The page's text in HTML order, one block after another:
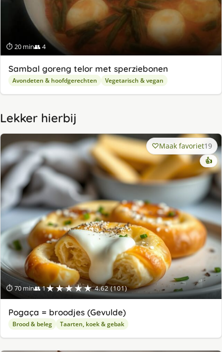
⏱ 20 min👥 4
Sambal goreng telor met sperziebonen
Avondeten & hoofdgerechten Vegetarisch & vegan
Lekker hierbij
⏱ 70 min👥 1★★★★★ 4.62 (101)
Maak favoriet19
👍
Pogaça = broodjes (Gevulde)
Brood & beleg Taarten, koek & gebak